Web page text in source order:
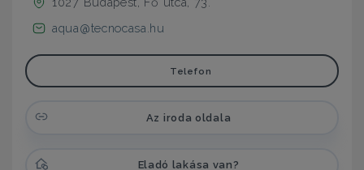
aqua@tecnocasa.hu
Telefon
Az iroda oldala
Eladó lakása van?